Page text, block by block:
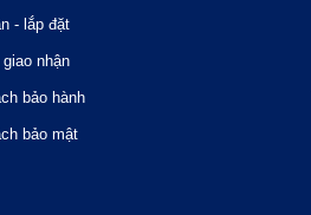
- lắp đặt
nhận
bảo hành
bảo mật